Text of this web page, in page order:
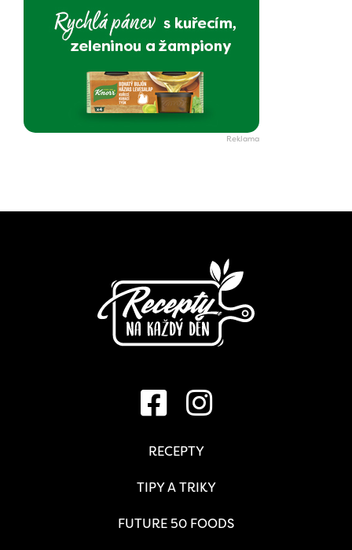
RECEPTY
TIPY A TRIKY
FUTURE 50 FOODS